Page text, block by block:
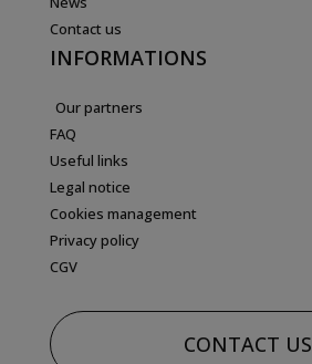
Contact us
INFORMATIONS
Our partners
FAQ
Useful links
Legal notice
Cookies management
Privacy policy
CGV
CONTACT US